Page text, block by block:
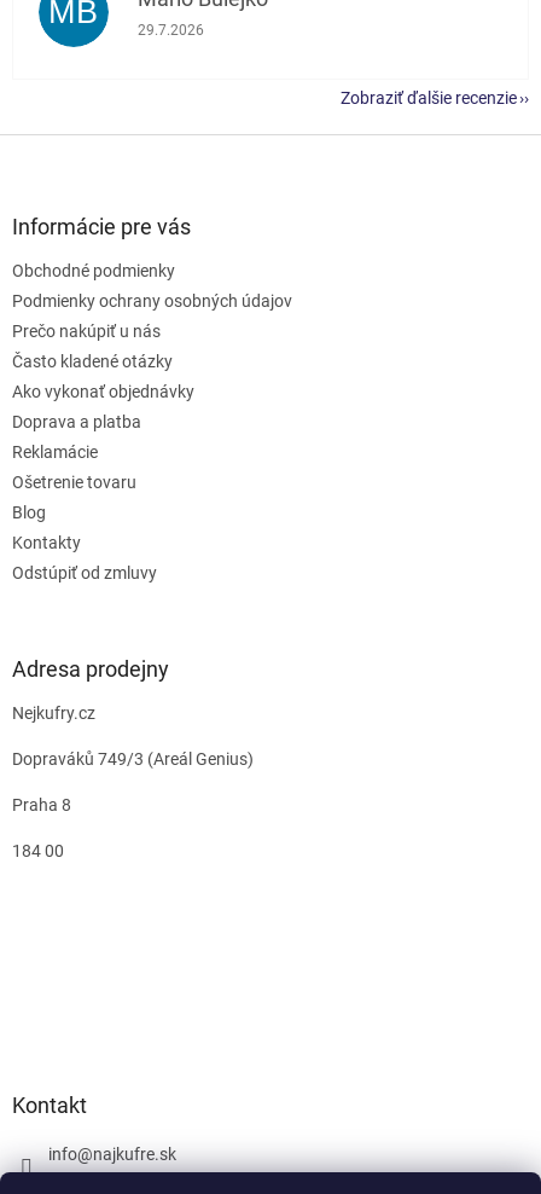
MB Hodnotenie obchodu je 5 z 5 hviezdičiek.
29.7.2026
Zobraziť ďalšie recenzie
Informácie pre vás
Obchodné podmienky
Podmienky ochrany osobných údajov
Prečo nakúpiť u nás
Často kladené otázky
Ako vykonať objednávky
Doprava a platba
Reklamácie
Ošetrenie tovaru
Blog
Kontakty
Odstúpiť od zmluvy
Adresa prodejny
Nejkufry.cz
Dopraváků 749/3 (Areál Genius)
Praha 8
184 00
Kontakt
info@najkufre.sk